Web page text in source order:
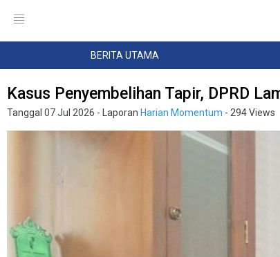
BERITA UTAMA
Kasus Penyembelihan Tapir, DPRD
Tanggal 07 Jul 2026 - Laporan Harian Momentum - 294 Views